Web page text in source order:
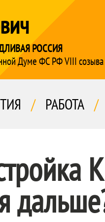
РОССИЯ
Думе ФС РФ VIII созыва
/ РАБОТА /